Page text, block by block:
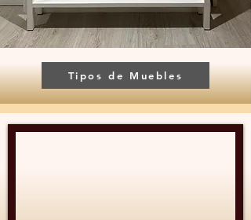
Tipos de Muebles